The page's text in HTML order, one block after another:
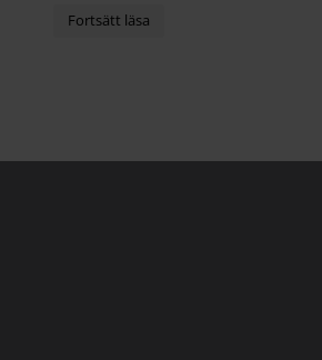
operatio...